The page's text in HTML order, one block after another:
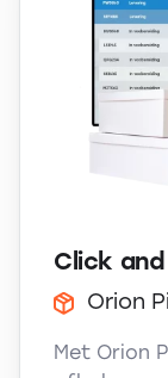
Click
Orion
Met Orion